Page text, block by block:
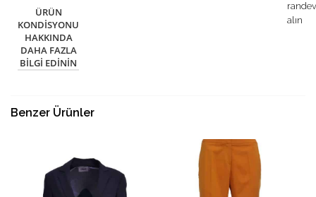
ÜRÜN
KONDISYONU
HAKKINDA
DAHA FAZLA
BILGI EDININ
alın
Benzer Ürünler